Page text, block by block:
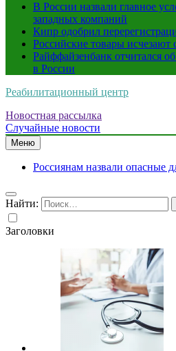
В России назвали главное
западных компаний
Кипр одобрил
Российские товары исчезают
Райффайзенбанк отчитался
в России
Реабилитационный центр
Новостная рассылка
Случайные новости
Меню
Россиянам назвали опасные
Найти:
Заголовки